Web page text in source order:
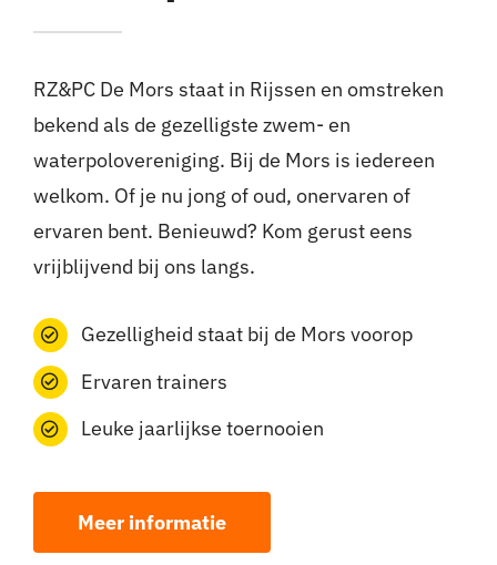
RZ&PC De Mors staat in Rijssen en omstreken
bekend als de gezelligste zwem- en
waterpolovereniging. Bij de Mors is iedereen
welkom. Of je nu jong of oud, onervaren of
ervaren bent. Benieuwd? Kom gerust eens
vrijblijvend bij ons langs.
Gezelligheid staat bij de Mors voorop
Ervaren trainers
Leuke jaarlijkse toernooien
Meer informatie